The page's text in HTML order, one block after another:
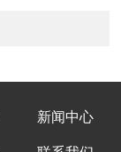
新闻中心